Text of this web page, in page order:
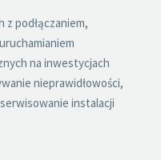
z podłączaniem,
na inwestycjach
nieprawidłowości,
instalacji